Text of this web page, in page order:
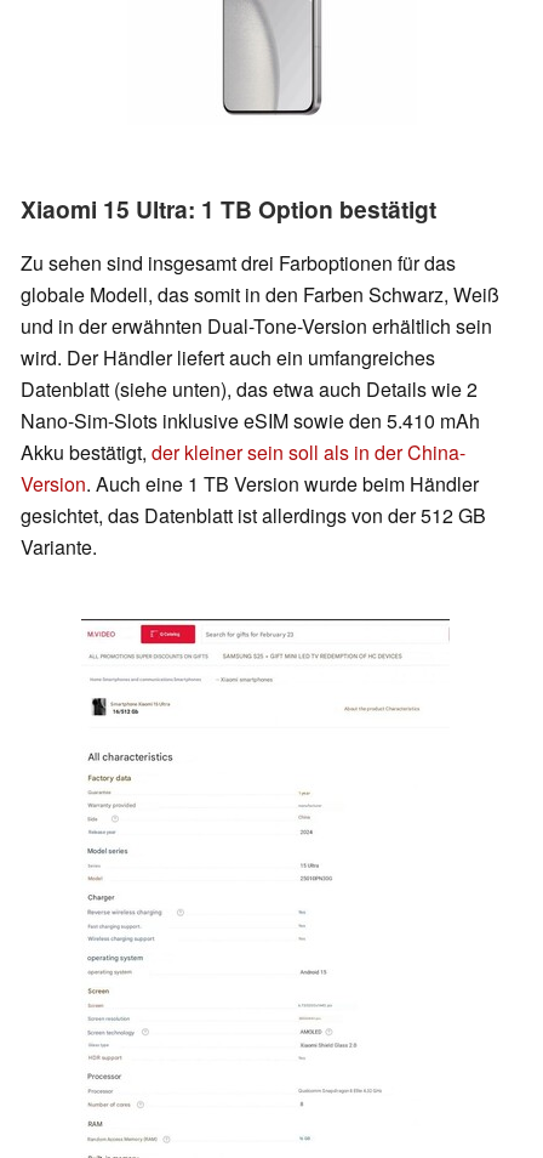
Xiaomi 15 Ultra: 1 TB Option bestätigt
Zu sehen sind insgesamt drei Farboptionen für das
globale Modell, das somit in den Farben Schwarz, Weiß
und in der erwähnten Dual-Tone-Version erhältlich sein
wird. Der Händler liefert auch ein umfangreiches
Datenblatt (siehe unten), das etwa auch Details wie 2
Nano-Sim-Slots inklusive eSIM sowie den 5.410 mAh
Akku bestätigt, der kleiner sein soll als in der China-
Version. Auch eine 1 TB Version wurde beim Händler
gesichtet, das Datenblatt ist allerdings von der 512 GB
Variante.